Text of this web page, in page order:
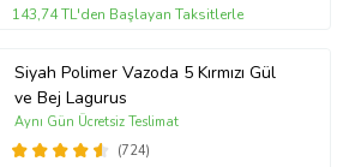
143,74 TL'den Başlayan Taksitlerle
Siyah Polimer Vazoda 5 Kırmızı Gül
ve Bej Lagurus
(724)
Aynı Gün Ücretsiz Teslimat